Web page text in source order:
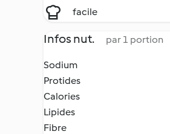
facile
Infos nut. par 1 portion
Sodium
Protides
Calories
Lipides
Fibre